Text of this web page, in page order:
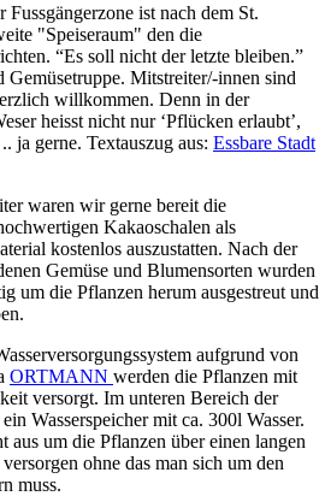
ist nach dem St.
"Speiseraum" den die
“Es soll nicht der letzte bleiben.”
Gemüsetruppe. Mitstreiter/-innen sind
willkommen. Denn in der
heisst nicht nur ‘Pflücken erlaubt’,
ja gerne. Textauszug aus: Essbare Stadt
waren wir gerne bereit die
Kakaoschalen als
kostenlos auszustatten. Nach der
Gemüse und Blumensorten wurden
um die Pflanzen herum ausgestreut und
aufgrund von
ORTMANN werden die Pflanzen mit
versorgt. Im unteren Bereich der
Wasserspeicher mit ca. 300l Wasser.
aus um die Pflanzen über einen langen
ohne das man sich um den
muss.